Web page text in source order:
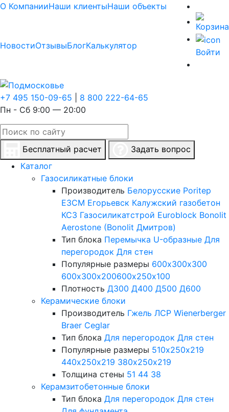
О КомпанииНаши клиентыНаши объекты
НовостиОтзывыБлогКалькулятор
Войти
+7 495 150-09-65
8 800 222-64-65
Пн - Сб 9:00 — 20:00
Бесплатный расчет
Задать вопрос
Каталог
Газосиликатные блоки
Производитель Белорусские Poritep
ЕЗСМ Егорьевск Калужский газобетон
КСЗ Газосиликатстрой Euroblock Bonolit
Aerostone (Bonolit Дмитров)
Тип блока Перемычка U-образные Для
перегородок Для стен
Популярные размеры 600х300х300
600х300х200600х250х100
Плотность Д300 Д400 Д500 Д600
Керамические блоки
Производитель Гжель ЛСР Wienerberger
Braer Ceglar
Тип блока Для перегородок Для стен
Популярные размеры 510х250х219
440х250х219 380х250х219
Толщина стены 51 44 38
Керамзитобетонные блоки
Тип блока Для перегородок Для стен